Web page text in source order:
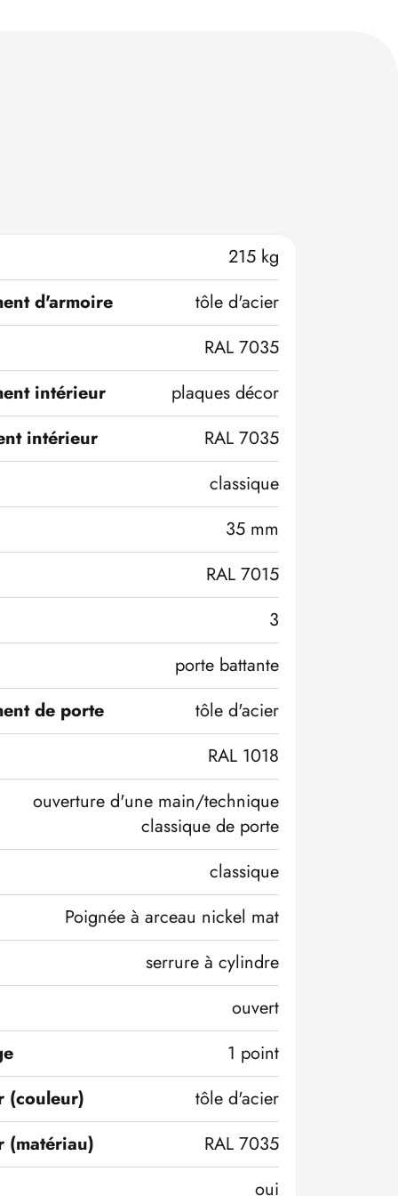
215 kg
d'armoire
tôle d'acier
RAL 7035
intérieur
plaques décor
intérieur
RAL 7035
classique
35 mm
RAL 7015
3
porte battante
de porte
tôle d'acier
RAL 1018
ouverture d'une main/technique
classique de porte
classique
Poignée à arceau nickel mat
serrure à cylindre
ouvert
1 point
(couleur)
tôle d'acier
(matériau)
RAL 7035
oui